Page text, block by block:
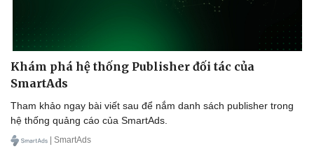
Sức khỏe
Khám phá hệ thống Publisher đối tác của
SmartAds
Tham khảo ngay bài viết sau để nắm danh sách publisher trong
hệ thống quảng cáo của SmartAds.
| SmartAds